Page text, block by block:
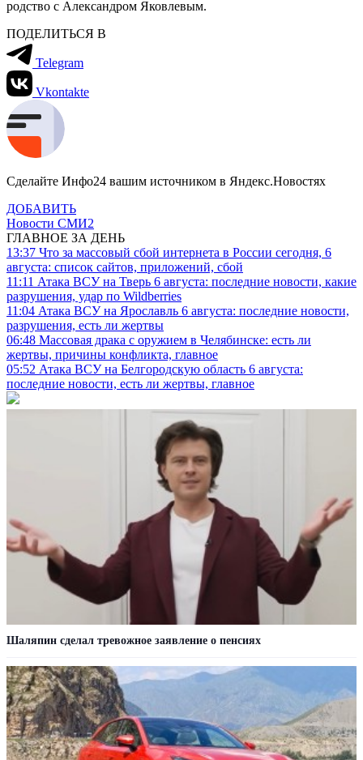
родство с Александром Яковлевым.
ПОДЕЛИТЬСЯ В
Telegram
Vkontakte
Сделайте Инфо24 вашим источником в Яндекс.Новостях
ДОБАВИТЬ
Новости СМИ2
ГЛАВНОЕ ЗА ДЕНЬ
13:37 Что за массовый сбой интернета в России сегодня, 6
августа: список сайтов, приложений, сбой
11:11 Атака ВСУ на Тверь 6 августа: последние новости, какие
разрушения, удар по Wildberries
11:04 Атака ВСУ на Ярославль 6 августа: последние новости,
разрушения, есть ли жертвы
06:48 Массовая драка с оружием в Челябинске: есть ли
жертвы, причины конфликта, главное
05:52 Атака ВСУ на Белгородскую область 6 августа:
последние новости, есть ли жертвы, главное
Шаляпин сделал тревожное заявление о пенсиях